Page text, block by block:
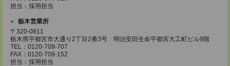
担当：採用担当
栃木営業所
〒320-0811
栃木県宇都宮市大通り2丁目2番3号 明治安田生命宇都宮大工町ビル9階
TEL：0120-709-707
FAX：0120-709-152
担当：採用担当